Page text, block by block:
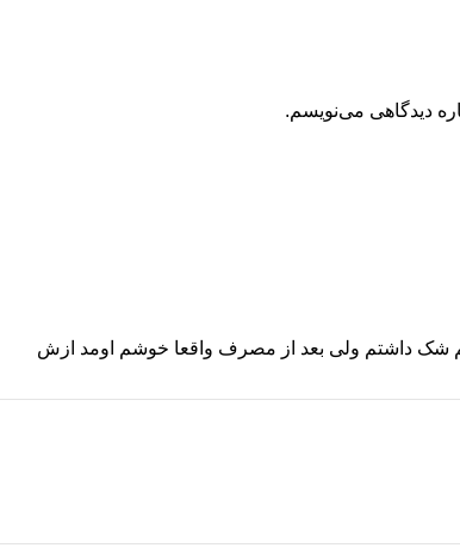
شک داشتم ولی بعد از مصرف واقعا خوشم اومد ازش
دیدگاهی می‌نویسم.